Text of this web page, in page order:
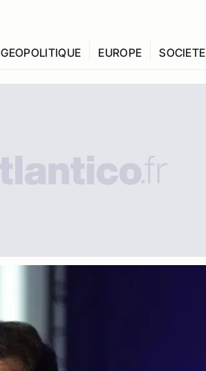
GEOPOLITIQUE EUROPE SOCIETE